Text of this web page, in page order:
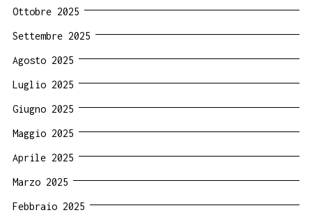
Ottobre 2025
Settembre 2025
Agosto 2025
Luglio 2025
Giugno 2025
Maggio 2025
Aprile 2025
Marzo 2025
Febbraio 2025